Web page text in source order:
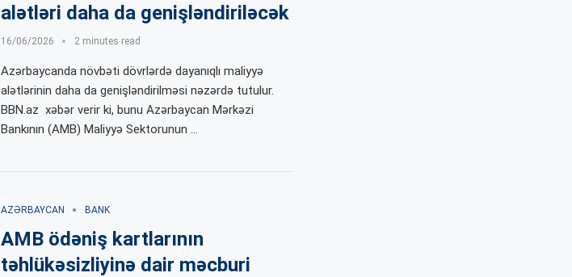
alətləri daha da genişləndiriləcək
16/06/2026 2 minutes read
Azərbaycanda növbəti dövrlərdə dayanıqlı maliyyə
alətlərinin daha da genişləndirilməsi nəzərdə tutulur.
BBN.az xəbər verir ki, bunu Azərbaycan Mərkəzi
Bankının (AMB) Maliyyə Sektorunun …
AZƏRBAYCAN BANK
AMB ödəniş kartlarının
təhlükəsizliyinə dair məcburi